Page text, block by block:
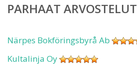
PARHAAT ARVOSTELUT
Närpes Bokföringsbyrå Ab
Kultalinja Oy